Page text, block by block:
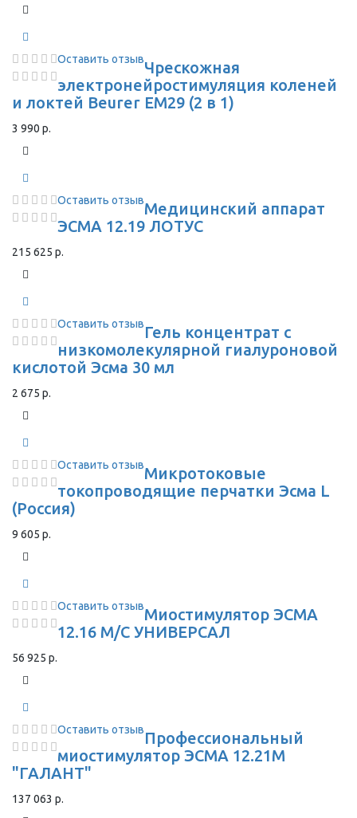
Оставить отзывЧрескожная
электронейростимуляция коленей
и локтей Beurer EM29 (2 в 1)
3 990 р.
Оставить отзывМедицинский аппарат
ЭСМА 12.19 ЛОТУС
215 625 р.
Оставить отзывГель концентрат с
низкомолекулярной гиалуроновой
кислотой Эсма 30 мл
2 675 р.
Оставить отзывМикротоковые
токопроводящие перчатки Эсма L
(Россия)
9 605 р.
Оставить отзывМиостимулятор ЭСМА
12.16 М/С УНИВЕРСАЛ
56 925 р.
Оставить отзывПрофессиональный
миостимулятор ЭСМА 12.21М
"ГАЛАНТ"
137 063 р.